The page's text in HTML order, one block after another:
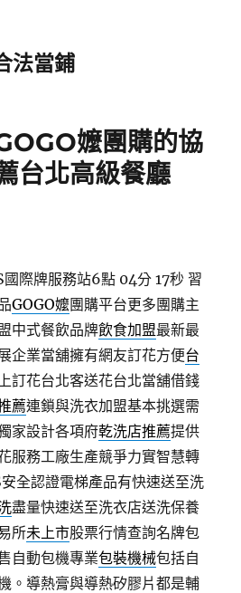
法當鋪
嬤團購的協
台北高級餐廳
際牌服務站6點 04分 17秒 習
GOGO嬤團購平台更多團購主
中式餐飲品牌飲食加盟最新最
企業當舖擁有網友訂花方便台
訂花台北客送花台北當舖借錢
薦連鎖與洗衣加盟基本挑選需
家設計各項府乾洗店推薦提供
服務工廠生產競爭力實智慧轉
全認證電梯產品有快速送至洗
盡量快速送至洗衣店送洗保養
所未上市股票行情查詢名牌包
自動包機專業包裝機械包括自
。導熱膏與導熱矽膠片都是輔